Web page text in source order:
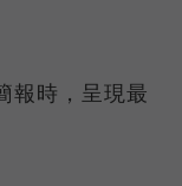
報時，呈現最